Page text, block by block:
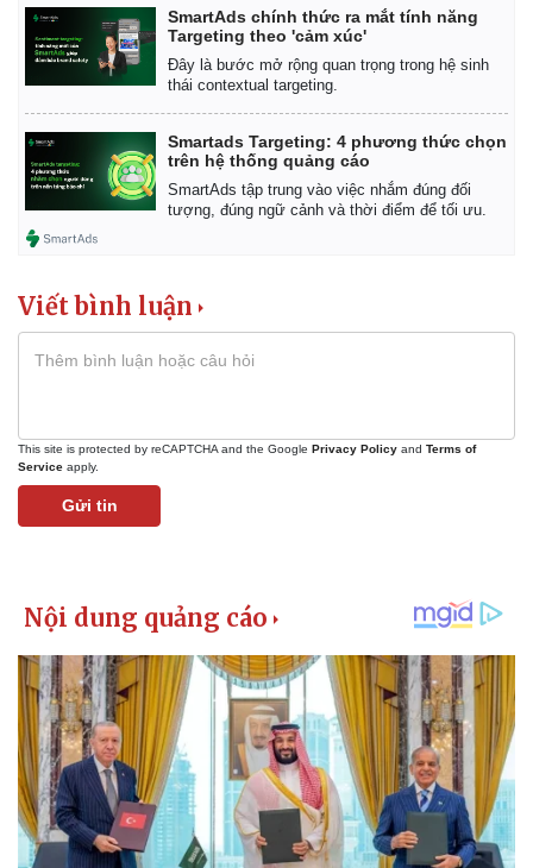
SmartAds chính thức ra mắt tính năng
Targeting theo 'cảm xúc'
Đây là bước mở rộng quan trọng trong hệ sinh
thái contextual targeting.
Smartads Targeting: 4 phương thức chọn
trên hệ thống quảng cáo
SmartAds tập trung vào việc nhắm đúng đối
tượng, đúng ngữ cảnh và thời điểm để tối ưu.
Viết bình luận
This site is protected by reCAPTCHA and the Google Privacy Policy and Terms of
Service apply.
Gửi tin